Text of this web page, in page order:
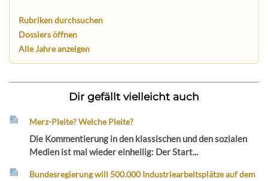
Rubriken durchsuchen
Dossiers öffnen
Alle Jahre anzeigen
Dir gefällt vielleicht auch
Merz-Pleite? Welche Pleite?
Die Kommentierung in den klassischen und den sozialen
Medien ist mal wieder einhellig: Der Start...
Bundesregierung will 500.000 Industriearbeitsplätze auf dem